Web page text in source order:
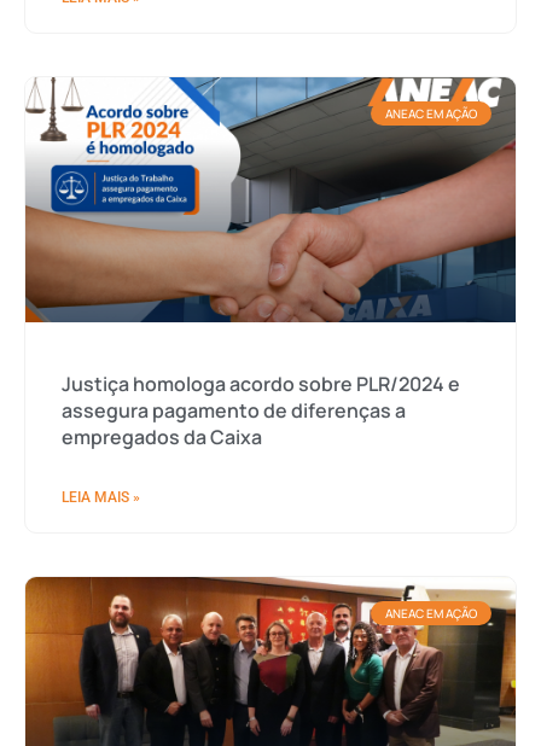
ANEAC EM AÇÃO
Justiça homologa acordo sobre PLR/2024 e
assegura pagamento de diferenças a
empregados da Caixa
LEIA MAIS »
ANEAC EM AÇÃO